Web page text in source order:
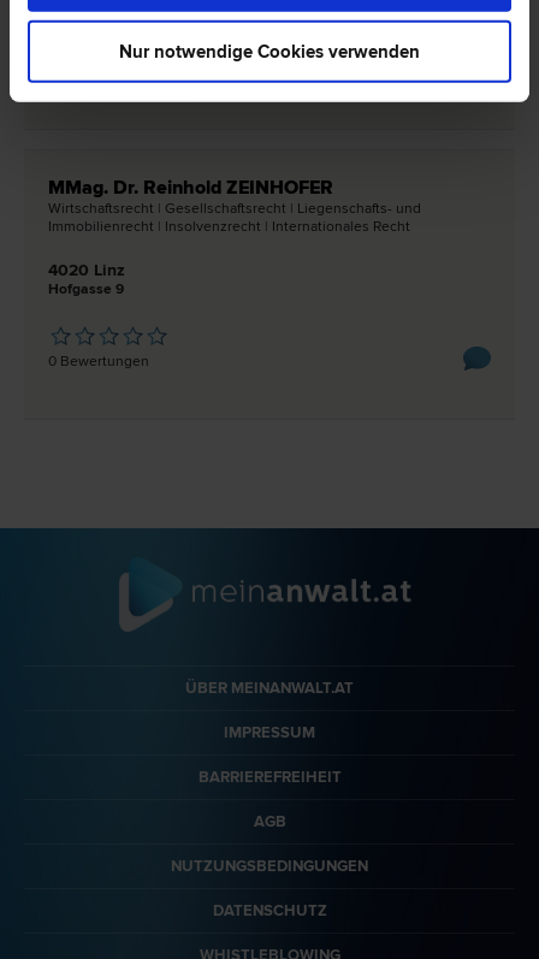
Nur notwendige Cookies verwenden
MMag. Dr. Reinhold ZEINHOFER
Wirtschafts­recht | Gesellschafts­recht | Liegenschafts- und
Immobilien­recht | Insolvenz­recht | Internationales Recht
4020 Linz
Hofgasse 9
0 Bewertungen
ÜBER MEINANWALT.AT
IMPRESSUM
BARRIEREFREIHEIT
AGB
NUTZUNGSBEDINGUNGEN
DATENSCHUTZ